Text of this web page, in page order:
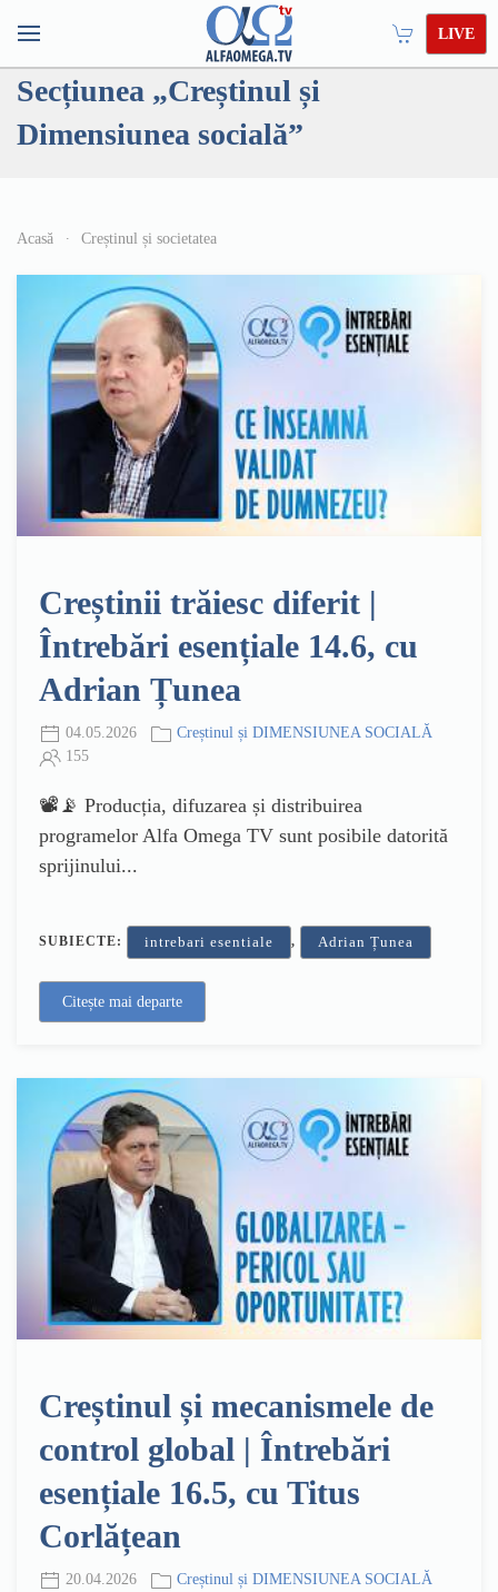
LIVE
Secțiunea „Creștinul și
Dimensiunea socială”
Acasă Creștinul și societatea
Creștinii trăiesc diferit |
Întrebări esențiale 14.6, cu
Adrian Țunea
04.05.2026
Creștinul și DIMENSIUNEA SOCIALĂ
155
📽️📡 Producția, difuzarea și distribuirea
programelor Alfa Omega TV sunt posibile datorită
sprijinului...
SUBIECTE: intrebari esentiale , Adrian Țunea
Citește mai departe
Creștinul și mecanismele de
control global | Întrebări
esențiale 16.5, cu Titus
Corlățean
20.04.2026
Creștinul și DIMENSIUNEA SOCIALĂ